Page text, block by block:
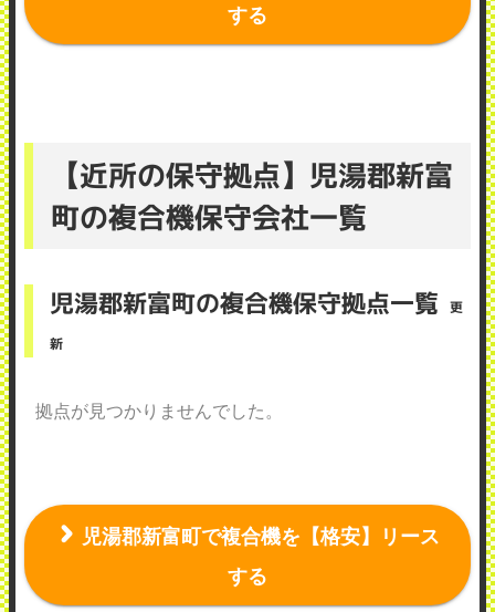
する
【近所の保守拠点】児湯郡新富
町の複合機保守会社一覧
児湯郡新富町の複合機保守拠点一覧
更
新
拠点が見つかりませんでした。
児湯郡新富町で複合機を【格安】リース
する